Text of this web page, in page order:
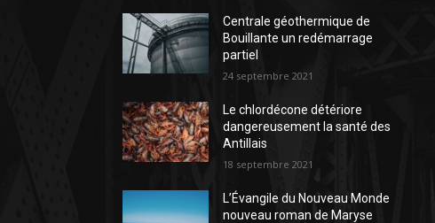
Centrale géothermique de
Bouillante un redémarrage
partiel
24 septembre 2021
Le chlordécone détériore
dangereusement la santé des
Antillais
18 septembre 2021
L’Évangile du Nouveau Monde
nouveau roman de Maryse